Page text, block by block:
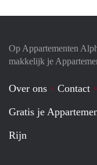
Op Appartementen
makkelijk je
Over ons Contact
Gratis je
Rijn